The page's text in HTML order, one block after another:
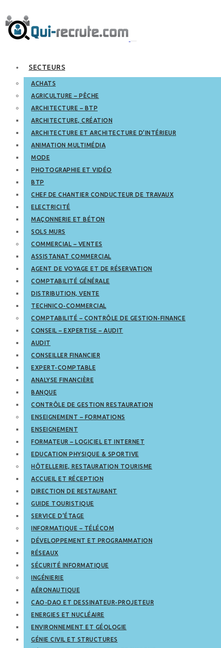
SECTEURS
ACHATS
AGRICULTURE – PÊCHE
ARCHITECTURE – BTP
ARCHITECTURE, CRÉATION
ARCHITECTURE ET ARCHITECTURE D’INTÉRIEUR
ANIMATION MULTIMÉDIA
MODE
PHOTOGRAPHIE ET VIDÉO
BTP
CHEF DE CHANTIER CONDUCTEUR DE TRAVAUX
ELECTRICITÉ
MAÇONNERIE ET BÉTON
SOLS MURS
COMMERCIAL – VENTES
ASSISTANAT COMMERCIAL
AGENT DE VOYAGE ET DE RÉSERVATION
COMPTABILITÉ GÉNÉRALE
DISTRIBUTION, VENTE
TECHNICO-COMMERCIAL
COMPTABILITÉ – CONTRÔLE DE GESTION-FINANCE
CONSEIL – EXPERTISE – AUDIT
AUDIT
CONSEILLER FINANCIER
EXPERT-COMPTABLE
ANALYSE FINANCIÈRE
BANQUE
CONTRÔLE DE GESTION RESTAURATION
ENSEIGNEMENT – FORMATIONS
ENSEIGNEMENT
FORMATEUR – LOGICIEL ET INTERNET
EDUCATION PHYSIQUE & SPORTIVE
HÔTELLERIE, RESTAURATION TOURISME
ACCUEIL ET RÉCEPTION
DIRECTION DE RESTAURANT
GUIDE TOURISTIQUE
SERVICE D’ÉTAGE
INFORMATIQUE – TÉLÉCOM
DÉVELOPPEMENT ET PROGRAMMATION
RÉSEAUX
SÉCURITÉ INFORMATIQUE
INGÉNIERIE
AÉRONAUTIQUE
CAO-DAO ET DESSINATEUR-PROJETEUR
ENERGIES ET NUCLÉAIRE
ENVIRONNEMENT ET GÉOLOGIE
GÉNIE CIVIL ET STRUCTURES